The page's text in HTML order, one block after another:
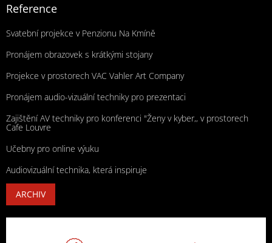
Reference
Svatební projekce v Penzionu Na Kmíně
Pronájem obrazovek s krátkými stojany
Projekce v prostorech VAC Vahler Art Company
Pronájem audio-vizuální techniky pro prezentaci
Zajištění AV techniky pro konferenci "Ženy v kyber,, v prostorech
Cafe Louvre
Učebny pro online výuku
Audiovizuální technika, která inspiruje
ARCHIV